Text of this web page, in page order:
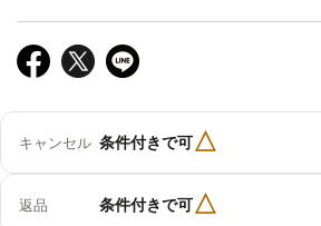
キャンセル 条件付きで可△
返品 条件付きで可△